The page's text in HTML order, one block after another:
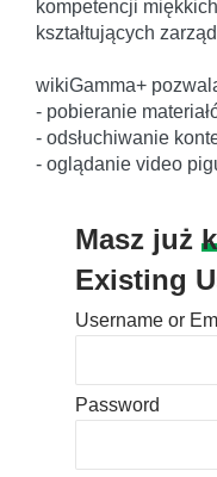
kompetencji
kształtujących
wikiGamma+
- pobieranie
- odsłuchiwanie
- oglądanie video
Masz już
Existing
Username or
Password